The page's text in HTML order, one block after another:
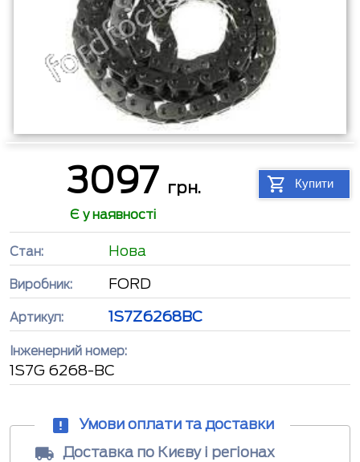
3097 грн. Купити
Є у наявності
Стан: Нова
Виробник: FORD
Артикул: 1S7Z6268BC
Інженерний номер:
1S7G 6268-BC
Умови оплати та доставки
Доставка по Києву і регіонах